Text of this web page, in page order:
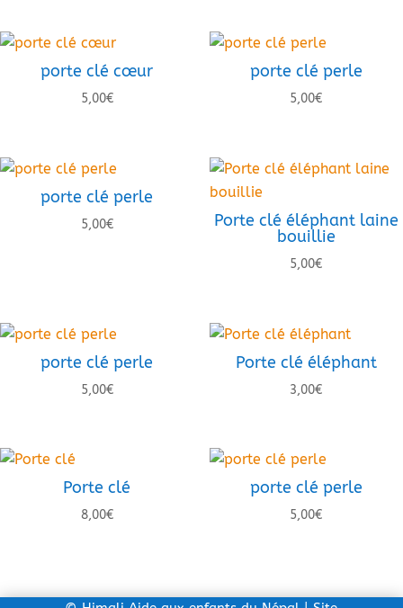
porte clé cœur
5,00€
porte clé perle
5,00€
porte clé perle
5,00€
Porte clé éléphant laine
bouillie
5,00€
porte clé perle
5,00€
Porte clé éléphant
3,00€
Porte clé
8,00€
porte clé perle
5,00€